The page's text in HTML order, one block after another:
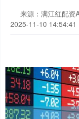
来源：满江红配资
2025-11-10 14:54:41